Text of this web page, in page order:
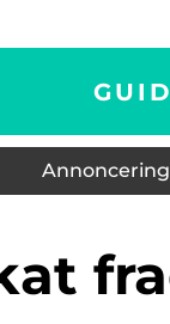
Annoncering